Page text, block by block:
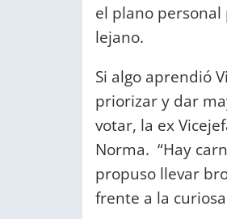
el plano
lejano.
Si algo aprendió
priorizar y dar
votar, la ex
Norma. “Hay
propuso llevar
frente a la